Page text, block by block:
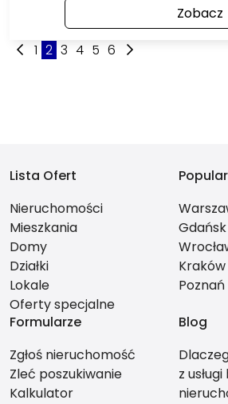
Zobacz
1 2 3 4 5 6
Lista Ofert
Nieruchomości
Mieszkania
Domy
Działki
Lokale
Oferty specjalne
Gdańsk
Kraków
Poznań
Formularze
Zgłoś nieruchomość
Zleć poszukiwanie
Kalkulator
Blog
z